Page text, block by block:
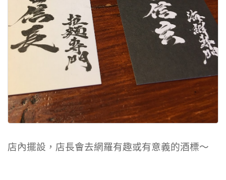
店內擺設，店長會去網羅有趣或有意義的酒標～